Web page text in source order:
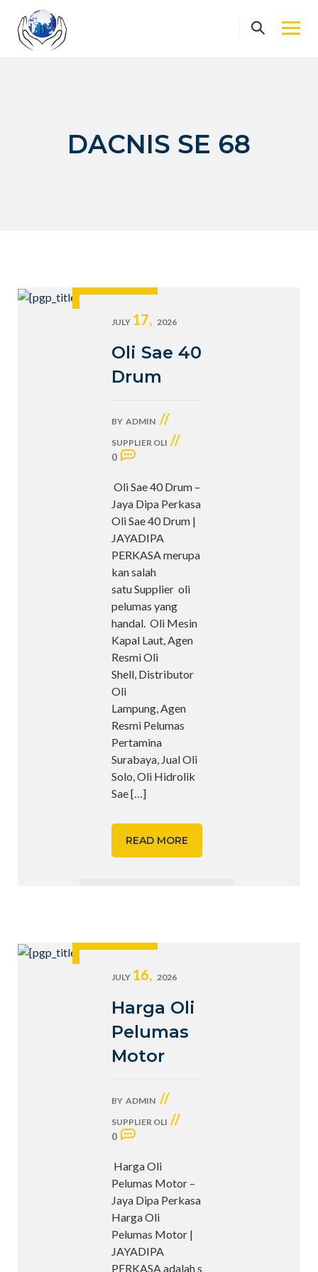
content
DACNIS SE 68
JULY 17, 2026
Oli Sae 40
Drum
BY ADMIN //
SUPPLIER OLI //
0
Oli Sae 40 Drum –
Jaya Dipa Perkasa
Oli Sae 40 Drum |
JAYADIPA
PERKASA merupa
kan salah
satu Supplier oli
pelumas yang
handal. Oli Mesin
Kapal Laut, Agen
Resmi Oli
Shell, Distributor
Oli
Lampung, Agen
Resmi Pelumas
Pertamina
Surabaya, Jual Oli
Solo, Oli Hidrolik
Sae[…]
READ MORE
JULY 16, 2026
Harga Oli
Pelumas
Motor
BY ADMIN //
SUPPLIER OLI //
0
Harga Oli
Pelumas Motor –
Jaya Dipa Perkasa
Harga Oli
Pelumas Motor |
JAYADIPA
PERKASA adalah s